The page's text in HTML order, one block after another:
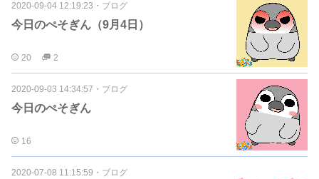
2020-09-04 12:19:23 ・ ブログ
今日のぺそぎん（9月4日）
20 2
2020-09-03 14:34:57 ・ ブログ
今日のぺそぎん
16
2020-07-08 11:15:59 ・ ブログ